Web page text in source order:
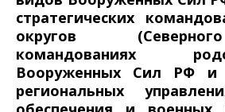
стратегических
округов
командованиях
Вооруженных Сил РФ
региональных